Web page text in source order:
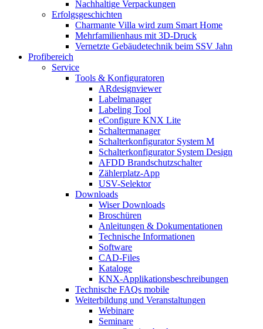
Nachhaltige Verpackungen
Erfolgsgeschichten
Charmante Villa wird zum Smart Home
Mehrfamilienhaus mit 3D-Druck
Vernetzte Gebäudetechnik beim SSV Jahn
Profibereich
Service
Tools & Konfiguratoren
ARdesignviewer
Labelmanager
Labeling Tool
eConfigure KNX Lite
Schaltermanager
Schalterkonfigurator System M
Schalterkonfigurator System Design
AFDD Brandschutzschalter
Zählerplatz-App
USV-Selektor
Downloads
Wiser Downloads
Broschüren
Anleitungen & Dokumentationen
Technische Informationen
Software
CAD-Files
Kataloge
KNX-Applikationsbeschreibungen
Technische FAQs mobile
Weiterbildung und Veranstaltungen
Webinare
Seminare